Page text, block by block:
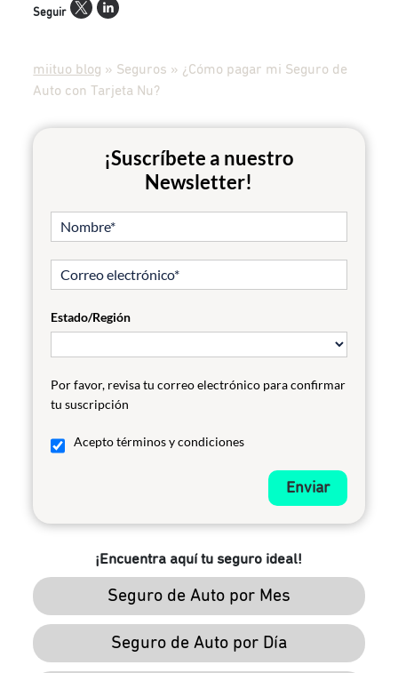
Seguir
miituo blog » Seguros » ¿Cómo pagar mi Seguro de
Auto con Tarjeta Nu?
¡Suscríbete a nuestro
Newsletter!
Estado/Región
Por favor, revisa tu correo electrónico para confirmar
tu suscripción
Acepto términos y condiciones
Enviar
¡Encuentra aquí tu seguro ideal!
Seguro de Auto por Mes
Seguro de Auto por Día